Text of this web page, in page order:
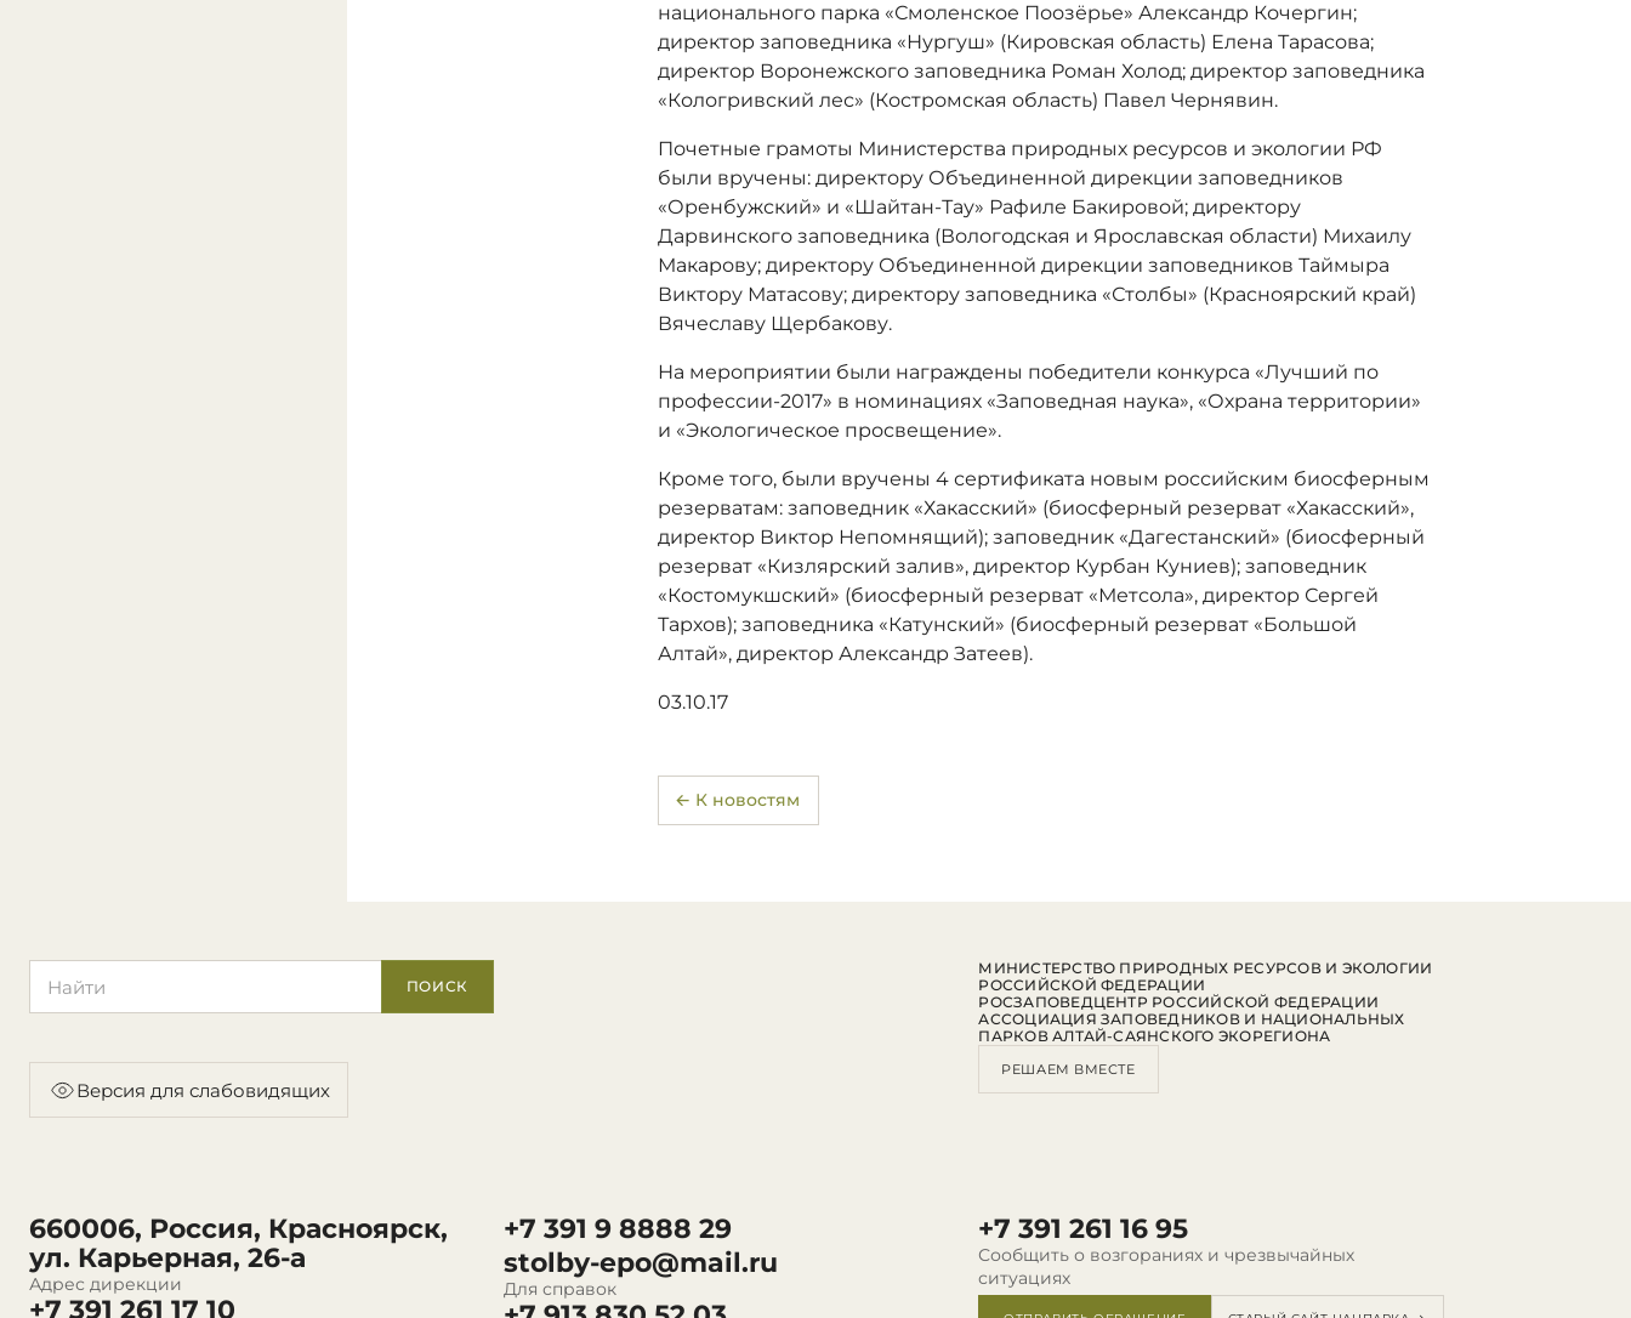
национального парка «Смоленское Поозёрье» Александр Кочергин;
директор заповедника «Нургуш» (Кировская область) Елена Тарасова;
директор Воронежского заповедника Роман Холод; директор заповедника
«Кологривский лес» (Костромская область) Павел Чернявин.
Почетные грамоты Министерства природных ресурсов и экологии РФ
были вручены: директору Объединенной дирекции заповедников
«Оренбужский» и «Шайтан-Тау» Рафиле Бакировой; директору
Дарвинского заповедника (Вологодская и Ярославская области) Михаилу
Макарову; директору Объединенной дирекции заповедников Таймыра
Виктору Матасову; директору заповедника «Столбы» (Красноярский край)
Вячеславу Щербакову.
На мероприятии были награждены победители конкурса «Лучший по
профессии-2017» в номинациях «Заповедная наука», «Охрана территории»
и «Экологическое просвещение».
Кроме того, были вручены 4 сертификата новым российским биосферным
резерватам: заповедник «Хакасский» (биосферный резерват «Хакасский»,
директор Виктор Непомнящий); заповедник «Дагестанский» (биосферный
резерват «Кизлярский залив», директор Курбан Куниев); заповедник
«Костомукшский» (биосферный резерват «Метсола», директор Сергей
Тархов); заповедника «Катунский» (биосферный резерват «Большой
Алтай», директор Александр Затеев).
03.10.17
← К новостям
ПОИСК
Версия для слабовидящих
660006, Россия, Красноярск,
ул. Карьерная, 26-а
Адрес дирекции
+7 391 261 17 10
+7 391 9 8888 29
stolby-epo@mail.ru
Для справок
+7 391 261 16 95
Сообщить о возгораниях и чрезвычайных
ситуациях
МИНИСТЕРСТВО ПРИРОДНЫХ РЕСУРСОВ И ЭКОЛОГИИ
РОССИЙСКОЙ ФЕДЕРАЦИИ
РОСЗАПОВЕДЦЕНТР РОССИЙСКОЙ ФЕДЕРАЦИИ
АССОЦИАЦИЯ ЗАПОВЕДНИКОВ И НАЦИОНАЛЬНЫХ
ПАРКОВ АЛТАЙ-САЯНСКОГО ЭКОРЕГИОНА
РЕШАЕМ ВМЕСТЕ